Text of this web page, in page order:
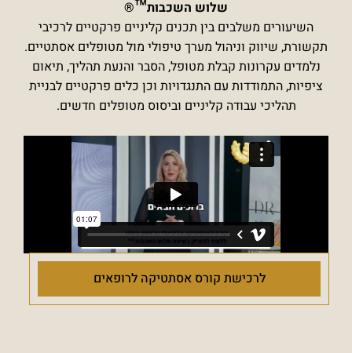
שלוש השכבות™®
השיעורים משלבים בין תכנים קליניים פרקטיים לרכיבי
תקשורת, שיווק וניהול מערך טיפולי מול מטופלים אסתטיים.
נלמדים עקרונות קבלת מטופל, הסבר והנעת תהליך, תיאום
ציפיות, התמודדות עם התנגדויות וכן כלים פרקטיים לבניית
תהליכי עבודה קליניים וביסוס מטופלים חדשים.
לרכישת קורס אסתטיקה לרופאים